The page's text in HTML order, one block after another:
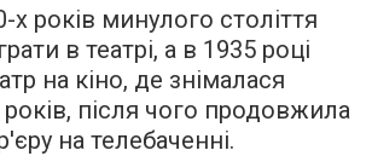
х років минулого століття
в театрі, а в 1935 році
на кіно, де знімалася
після чого продовжила
на телебаченні.